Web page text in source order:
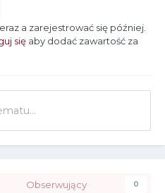
a zarejestrować się później.
się aby dodać zawartość za
Obserwujący 0